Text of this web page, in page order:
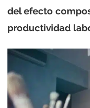
del efecto
productividad